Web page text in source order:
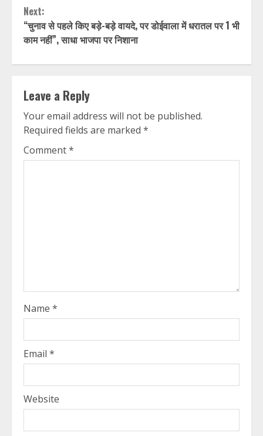
Next:
“चुनाव से पहले किए बड़े-बड़े वायदे, पर डोईवाला में धरातल पर 1 भी
काम नहीं”, साधा भाजपा पर निशाना
Leave a Reply
Your email address will not be published.
Required fields are marked *
Comment*
Name *
Email *
Website